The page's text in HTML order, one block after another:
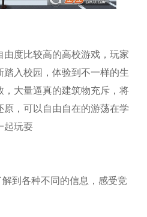
度比较高的高校游戏，玩家
入校园，体验到不一样的生
大量逼真的建筑物充斥，将
，可以自由自在的游荡在学
起玩耍
到各种不同的信息，感受竞